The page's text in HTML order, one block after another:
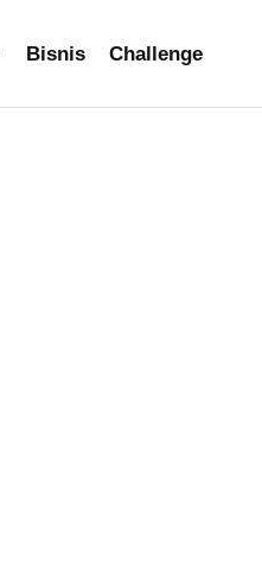
Bisnis Challenge